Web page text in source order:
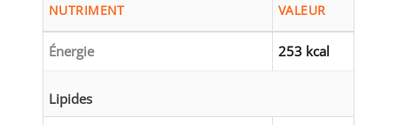
NUTRIMENT VALEUR
Énergie 253 kcal
Lipides